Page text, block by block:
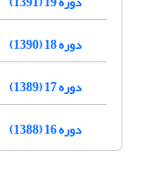
دوره 18 (1390)
دوره 17 (1389)
دوره 16 (1388)